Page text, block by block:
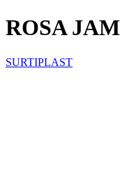
ROSA
SURTIPLAST